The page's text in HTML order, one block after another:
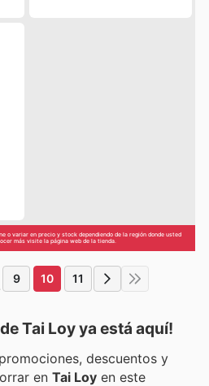
o variar en precio y stock dependiendo de la región donde usted
más visite la página web de la tienda.
9 10 11
Tai Loyya está aquí!
descuentos y
ahorrar en Tai Loy en este